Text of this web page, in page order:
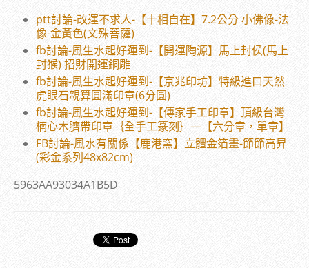
ptt討論-改運不求人-【十相自在】7.2公分 小佛像-法
像-金黃色(文殊菩薩)
fb討論-風生水起好運到-【開運陶源】馬上封侯(馬上
封猴) 招財開運銅雕
fb討論-風生水起好運到-【京兆印坊】特級進口天然
虎眼石親算圓滿印章(6分圓)
fb討論-風生水起好運到-【傳家手工印章】頂級台灣
楠心木臍帶印章｛全手工篆刻｝—【六分章，單章】
FB討論-風水有關係【鹿港窯】立體金箔畫-節節高昇
(彩金系列48x82cm)
5963AA93034A1B5D